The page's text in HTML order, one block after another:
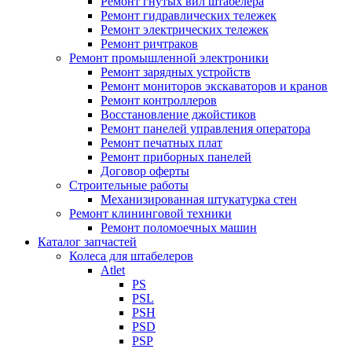
Ремонт гидравлических тележек
Ремонт электрических тележек
Ремонт ричтраков
Ремонт промышленной электроники
Ремонт зарядных устройств
Ремонт мониторов экскаваторов и кранов
Ремонт контроллеров
Восстановление джойстиков
Ремонт панелей управления оператора
Ремонт печатных плат
Ремонт приборных панелей
Договор оферты
Строительные работы
Механизированная штукатурка стен
Ремонт клининговой техники
Ремонт поломоечных машин
Каталог запчастей
Колеса для штабелеров
Atlet
PS
PSL
PSH
PSD
PSP